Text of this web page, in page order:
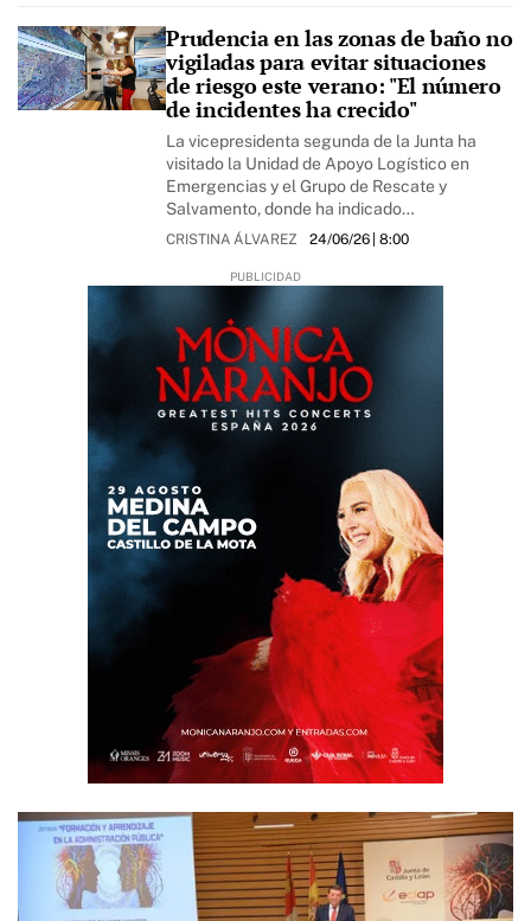
Prudencia en las zonas de baño no
vigiladas para evitar situaciones
de riesgo este verano: "El número
de incidentes ha crecido"
La vicepresidenta segunda de la Junta ha
visitado la Unidad de Apoyo Logístico en
Emergencias y el Grupo de Rescate y
Salvamento, donde ha indicado…
CRISTINA ÁLVAREZ 24/06/26| 8:00